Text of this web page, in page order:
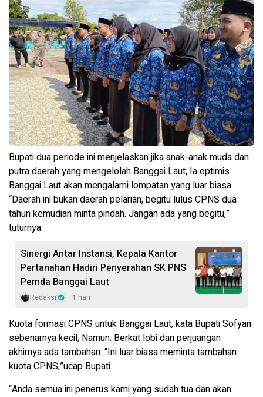
Bupati dua periode ini menjelaskan jika anak-anak muda dan
putra daerah yang mengelolah Banggai Laut, Ia optimis
Banggai Laut akan mengalami lompatan yang luar biasa.
“Daerah ini bukan daerah pelarian, begitu lulus CPNS dua
tahun kemudian minta pindah. Jangan ada yang begitu,”
tuturnya.
Sinergi Antar Instansi, Kepala Kantor
Pertanahan Hadiri Penyerahan SK PNS
Pemda Banggai Laut
Redaksi 1 hari
Kuota formasi CPNS untuk Banggai Laut, kata Bupati Sofyan
sebenarnya kecil, Namun. Berkat lobi dan perjuangan
akhirnya ada tambahan. “Ini luar biasa meminta tambahan
kuota CPNS,”ucap Bupati.
“Anda semua ini penerus kami yang sudah tua dan akan